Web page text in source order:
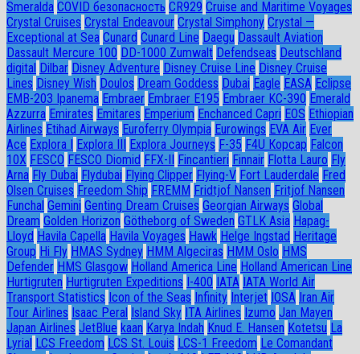
Smeralda COVID безопасность CR929 Cruise and Maritime Voyages
Crystal Cruises Crystal Endeavour Crystal Simphony Crystal —
Exceptional at Sea Cunard Cunard Line Daegu Dassault Aviation
Dassault Mercure 100 DD-1000 Zumwalt Defendseas Deutschland
digital Dilbar Disney Adventure Disney Cruise Line Disney Cruise
Lines Disney Wish Doulos Dream Goddess Dubai Eagle EASA Eclipse
EMB-203 Ipanema Embraer Embraer E195 Embraer KC-390 Emerald
Azzurra Emirates Emitares Emperium Enchanced Capri EOS Ethiopian
Airlines Etihad Airways Euroferry Olympia Eurowings EVA Air Ever
Ace Explora I Explora III Explora Journeys F-35 F4U Корсар Falcon
10X FESCO FESCO Diomid FFX-II Fincantieri Finnair Flotta Lauro Fly
Arna Fly Dubai Flydubai Flying Clipper Flying-V Fort Lauderdale Fred
Olsen Cruises Freedom Ship FREMM Fridtjof Nansen Fritjof Nansen
Funchal Gemini Genting Dream Cruises Georgian Airways Global
Dream Golden Horizon Götheborg of Sweden GTLK Asia Hapag-
Lloyd Havila Capella Havila Voyages Hawk Helge Ingstad Heritage
Group Hi Fly HMAS Sydney HMM Algeciras HMM Oslo HMS
Defender HMS Glasgow Holland America Line Holland American Line
Hurtigruten Hurtigruten Expeditions I-400 IATA IATA World Air
Transport Statistics Icon of the Seas Infinity Interjet IOSA Iran Air
Tour Airlines Isaac Peral Island Sky ITA Airlines Izumo Jan Mayen
Japan Airlines JetBlue kaan Karya Indah Knud E. Hansen Kotetsu La
Lyrial LCS Freedom LCS St. Louis LCS-1 Freedom Le Comandant